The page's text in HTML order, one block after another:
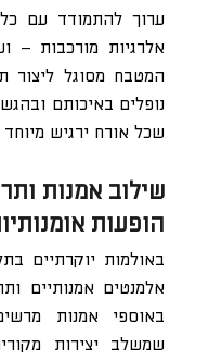
ערוך להתמודד עם
אלרגיות מורכבות –
המטבח מסוגל ליצור
נופלים באיכותם
שכל אורח ירגיש מיוחד
שילוב אמנות
הופעות
באולמות יוקרתיים
אלמנטים אמנותיים
באוספי אמנות
שמשלב יצירות